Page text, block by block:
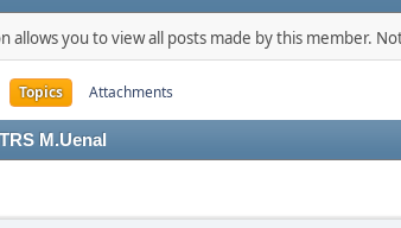
allows you to view all posts made by this member.
Topics Attachments
M.Uenal